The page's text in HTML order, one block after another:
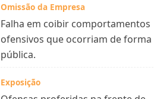
Omissão da Empresa
Falha em coibir comportamentos
ofensivos que ocorriam de forma
pública.
Exposição